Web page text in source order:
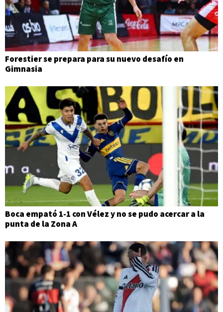
Forestier se prepara para su nuevo desafío en
Gimnasia
Boca empató 1-1 con Vélez y no se pudo acercar a la
punta de la Zona A